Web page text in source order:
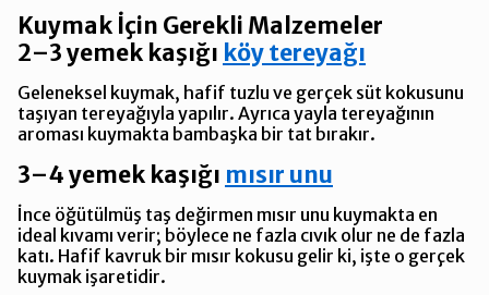
Kuymak İçin Gerekli Malzemeler
2–3 yemek kaşığı köy tereyağı
Geleneksel kuymak, hafif tuzlu ve gerçek süt kokusunu
taşıyan tereyağıyla yapılır. Ayrıca yayla tereyağının
aroması kuymakta bambaşka bir tat bırakır.
3–4 yemek kaşığı mısır unu
İnce öğütülmüş taş değirmen mısır unu kuymakta en
ideal kıvamı verir; böylece ne fazla cıvık olur ne de fazla
katı. Hafif kavruk bir mısır kokusu gelir ki, işte o gerçek
kuymak işaretidir.